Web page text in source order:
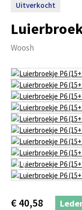
Uitverkocht
Woosh
€40,58